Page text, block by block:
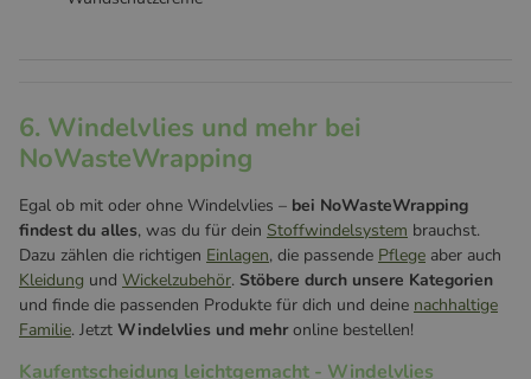
6. Windelvlies und mehr bei
NoWasteWrapping
Egal ob mit oder ohne Windelvlies – bei NoWasteWrapping
findest du alles, was du für dein Stoffwindelsystem brauchst.
Dazu zählen die richtigen Einlagen, die passende Pflege aber auch
Kleidung und Wickelzubehör. Stöbere durch unsere Kategorien
und finde die passenden Produkte für dich und deine nachhaltige
Familie. Jetzt Windelvlies und mehronline bestellen!
Kaufentscheidung leichtgemacht - Windelvlies